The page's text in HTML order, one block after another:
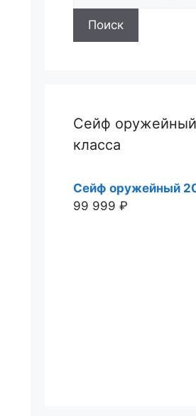
Поиск
Сейф
класса
Сейф оружейный
99 999 ₽